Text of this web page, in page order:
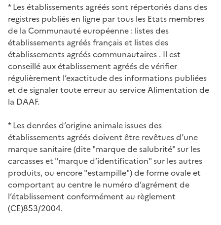
* Les établissements agréés sont répertoriés dans des
registres publiés en ligne par tous les Etats membres
de la Communauté européenne : listes des
établissements agréés français et listes des
établissements agréés communautaires . Il est
conseillé aux établissement agréés de vérifier
régulièrement l’exactitude des informations publiées
et de signaler toute erreur au service Alimentation de
la DAAF.
* Les denrées d’origine animale issues des
établissements agréés doivent être revêtues d’une
marque sanitaire (dite "marque de salubrité" sur les
carcasses et "marque d’identification" sur les autres
produits, ou encore "estampille") de forme ovale et
comportant au centre le numéro d’agrément de
l’établissement conformément au règlement
(CE)853/2004.